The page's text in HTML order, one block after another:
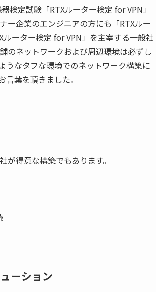
検定試験「RTXルーター検定 for VPN」
ー企業のエンジニアの方にも「RTXルー
ーター検定 for VPN」を主宰する一般社
ネットワークおよび周辺環境は必ずし
うなタフな環境でのネットワーク構築に
葉を頂きました。
得意な構築でもあります。
ーション